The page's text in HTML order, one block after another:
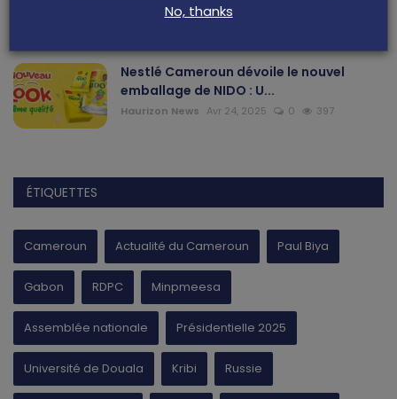
No, thanks
Nestlé Cameroun dévoile le nouvel
emballage de NIDO : U...
Haurizon News Avr 24, 2025 0 397
ÉTIQUETTES
Cameroun Actualité du Cameroun Paul Biya
Gabon RDPC Minpmeesa
Assemblée nationale Présidentielle 2025
Université de Douala Kribi Russie